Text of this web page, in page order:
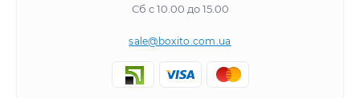
Сб с 10.00 до 15.00
sale@boxito.com.ua